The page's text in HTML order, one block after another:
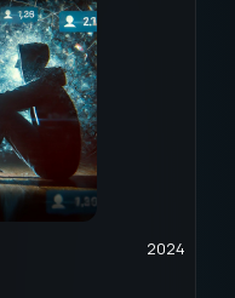
2024